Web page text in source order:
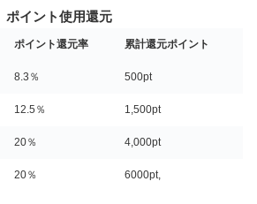
ポイント使用還元
ポイント還元率 累計還元ポイント
8.3％ 500pt
12.5％ 1,500pt
20％ 4,000pt
20％ 6000pt,